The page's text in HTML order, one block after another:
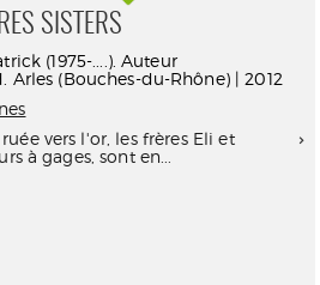
SISTERS
(1975-....). Auteur
Arles (Bouches-du-Rhône) | 2012
vers l'or, les frères Eli et
à gages, sont en...